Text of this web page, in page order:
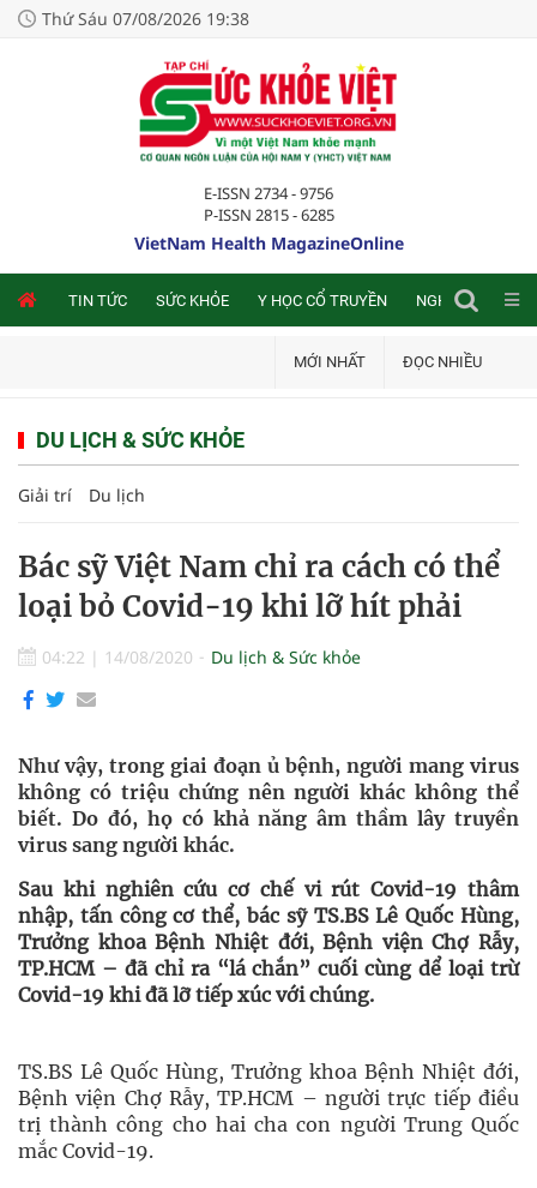
Thứ Sáu 07/08/2026 19:38
E-ISSN 2734 - 9756
P-ISSN 2815 - 6285
VietNam Health MagazineOnline
TIN TỨC SỨC KHỎE Y HỌC CỔ TRUYỀN NGHIÊN CỨU
MỚI NHẤT ĐỌC NHIỀU
DU LỊCH & SỨC KHỎE
Giải trí Du lịch
Bác sỹ Việt Nam chỉ ra cách có thể
loại bỏ Covid-19 khi lỡ hít phải
04:22 | 14/08/2020 Du lịch & Sức khỏe
Như vậy, trong giai đoạn ủ bệnh, người mang virus
không có triệu chứng nên người khác không thể
biết. Do đó, họ có khả năng âm thầm lây truyền
virus sang người khác.
Sau khi nghiên cứu cơ chế vi rút Covid-19 thâm
nhập, tấn công cơ thể, bác sỹ TS.BS Lê Quốc Hùng,
Trưởng khoa Bệnh Nhiệt đới, Bệnh viện Chợ Rẫy,
TP.HCM – đã chỉ ra “lá chắn” cuối cùng dể loại trừ
Covid-19 khi đã lỡ tiếp xúc với chúng.
TS.BS Lê Quốc Hùng, Trưởng khoa Bệnh Nhiệt đới,
Bệnh viện Chợ Rẫy, TP.HCM – người trực tiếp điều
trị thành công cho hai cha con người Trung Quốc
mắc Covid-19.